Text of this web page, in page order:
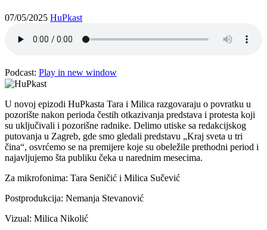
07/05/2025 HuPkast
Podcast: Play in new window
U novoj epizodi HuPkasta Tara i Milica razgovaraju o povratku u
pozorište nakon perioda čestih otkazivanja predstava i protesta koji
su uključivali i pozorišne radnike. Delimo utiske sa redakcijskog
putovanja u Zagreb, gde smo gledali predstavu „Kraj sveta u tri
čina“, osvrćemo se na premijere koje su obeležile prethodni period i
najavljujemo šta publiku čeka u narednim mesecima.
Za mikrofonima: Tara Seničić i Milica Sučević
Postprodukcija: Nemanja Stevanović
Vizual: Milica Nikolić